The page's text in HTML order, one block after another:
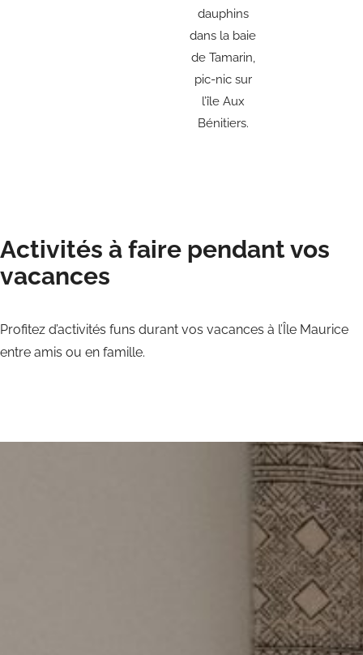
dauphins
dans la baie
de Tamarin,
pic-nic sur
l’île Aux
Bénitiers.
Activités à faire pendant vos
vacances
Profitez d’activités funs durant vos vacances à l’Île Maurice
entre amis ou en famille.